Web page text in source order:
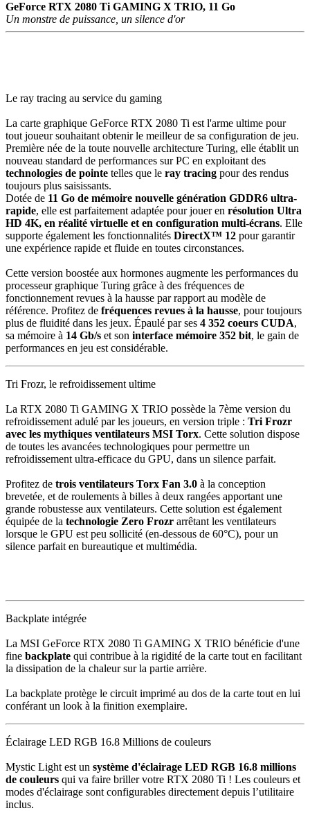
GeForce RTX 2080 Ti GAMING X TRIO, 11 Go
Un monstre de puissance, un silence d'or
Le ray tracing au service du gaming
La carte graphique GeForce RTX 2080 Ti est l'arme ultime pour
tout joueur souhaitant obtenir le meilleur de sa configuration de jeu.
Première née de la toute nouvelle architecture Turing, elle établit un
nouveau standard de performances sur PC en exploitant des
technologies de pointe telles que le ray tracing pour des rendus
toujours plus saisissants.
Dotée de 11 Go de mémoire nouvelle génération GDDR6 ultra-
rapide, elle est parfaitement adaptée pour jouer en résolution Ultra
HD 4K, en réalité virtuelle et en configuration multi-écrans. Elle
supporte également les fonctionnalités DirectX™ 12 pour garantir
une expérience rapide et fluide en toutes circonstances.
Cette version boostée aux hormones augmente les performances du
processeur graphique Turing grâce à des fréquences de
fonctionnement revues à la hausse par rapport au modèle de
référence. Profitez de fréquences revues à la hausse, pour toujours
plus de fluidité dans les jeux. Épaulé par ses 4 352 coeurs CUDA,
sa mémoire à 14 Gb/s et son interface mémoire 352 bit, le gain de
performances en jeu est considérable.
Tri Frozr, le refroidissement ultime
La RTX 2080 Ti GAMING X TRIO possède la 7ème version du
refroidissement adulé par les joueurs, en version triple : Tri Frozr
avec les mythiques ventilateurs MSI Torx. Cette solution dispose
de toutes les avancées technologiques pour permettre un
refroidissement ultra-efficace du GPU, dans un silence parfait.
Profitez de trois ventilateurs Torx Fan 3.0 à la conception
brevetée, et de roulements à billes à deux rangées apportant une
grande robustesse aux ventilateurs. Cette solution est également
équipée de la technologie Zero Frozr arrêtant les ventilateurs
lorsque le GPU est peu sollicité (en-dessous de 60°C), pour un
silence parfait en bureautique et multimédia.
Backplate intégrée
La MSI GeForce RTX 2080 Ti GAMING X TRIO bénéficie d'une
fine backplate qui contribue à la rigidité de la carte tout en facilitant
la dissipation de la chaleur sur la partie arrière.
La backplate protège le circuit imprimé au dos de la carte tout en lui
conférant un look à la finition exemplaire.
Éclairage LED RGB 16.8 Millions de couleurs
Mystic Light est un système d'éclairage LED RGB 16.8 millions
de couleurs qui va faire briller votre RTX 2080 Ti ! Les couleurs et
modes d'éclairage sont configurables directement depuis l’utilitaire
inclus.